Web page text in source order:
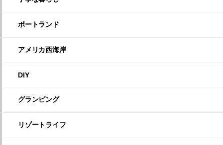
ポートランド
アメリカ西海岸
DIY
グランピング
リゾートライフ